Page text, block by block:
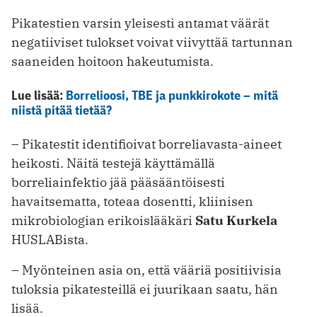
Pikatestien varsin yleisesti antamat väärät
negatiiviset tulokset voivat viivyttää tartunnan
saaneiden hoitoon hakeutumista.
Lue lisää: Borrelioosi, TBE ja punkkirokote – mitä
niistä pitää tietää?
– Pikatestit identifioivat borreliavasta-aineet
heikosti. Näitä testejä käyttämällä
borreliainfektio jää pääsääntöisesti
havaitsematta, toteaa dosentti, kliinisen
mikrobiologian erikoislääkäri Satu Kurkela
HUSLABista.
– Myönteinen asia on, että vääriä positiivisia
tuloksia pikatesteillä ei juurikaan saatu, hän
lisää.